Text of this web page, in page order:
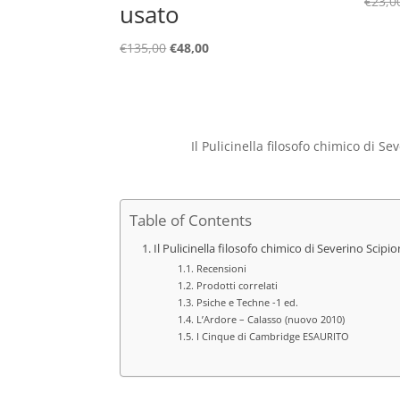
usato
€135,00Il
€48,00Il
Il Pulicinella filosofo chimico di
Table of Contents
Il Pulicinella filosofo chimico di Severino
Recensioni
Prodotti correlati
Psiche e Techne -1 ed.
L’Ardore – Calasso (nuovo 2010)
I Cinque di Cambridge ESAURITO